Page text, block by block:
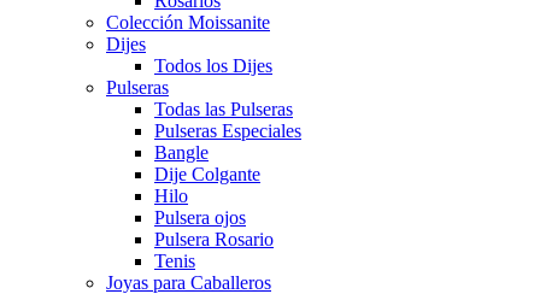
Colección Moissanite
Dijes
Todos los Dijes
Pulseras
Todas las Pulseras
Pulseras Especiales
Bangle
Dije Colgante
Hilo
Pulsera ojos
Pulsera Rosario
Tenis
Joyas para Caballeros